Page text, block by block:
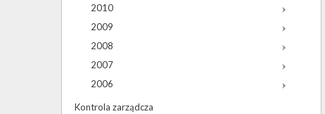
2010
2009
2008
2007
2006
Kontrola zarządcza